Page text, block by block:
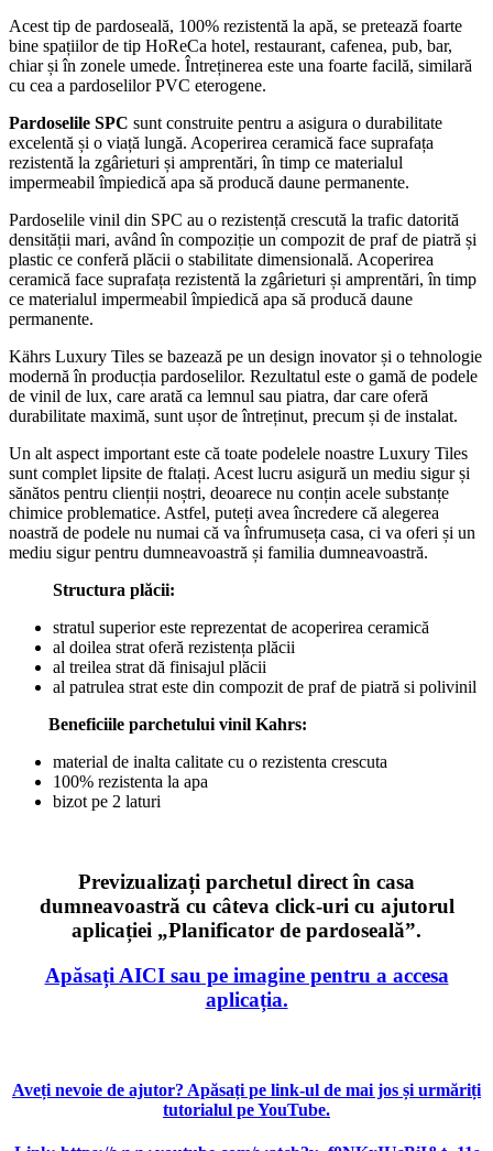
Acest tip de pardoseală, 100% rezistentă la apă, se pretează foarte
bine spațiilor de tip HoReCa hotel, restaurant, cafenea, pub, bar,
chiar și în zonele umede. Întreținerea este una foarte facilă, similară
cu cea a pardoselilor PVC eterogene.
Pardoselile SPC sunt construite pentru a asigura o durabilitate
excelentă și o viață lungă. Acoperirea ceramică face suprafața
rezistentă la zgârieturi și amprentări, în timp ce materialul
impermeabil împiedică apa să producă daune permanente.
Pardoselile vinil din SPC au o rezistență crescută la trafic datorită
densității mari, având în compoziție un compozit de praf de piatră și
plastic ce conferă plăcii o stabilitate dimensională. Acoperirea
ceramică face suprafața rezistentă la zgârieturi și amprentări, în timp
ce materialul impermeabil împiedică apa să producă daune
permanente.
Kährs Luxury Tiles se bazează pe un design inovator și o tehnologie
modernă în producția pardoselilor. Rezultatul este o gamă de podele
de vinil de lux, care arată ca lemnul sau piatra, dar care oferă
durabilitate maximă, sunt ușor de întreținut, precum și de instalat.
Un alt aspect important este că toate podelele noastre Luxury Tiles
sunt complet lipsite de ftalați. Acest lucru asigură un mediu sigur și
sănătos pentru clienții noștri, deoarece nu conțin acele substanțe
chimice problematice. Astfel, puteți avea încredere că alegerea
noastră de podele nu numai că va înfrumuseța casa, ci va oferi și un
mediu sigur pentru dumneavoastră și familia dumneavoastră.
Structura plăcii:
stratul superior este reprezentat de acoperirea ceramică
al doilea strat oferă rezistența plăcii
al treilea strat dă finisajul plăcii
al patrulea strat este din compozit de praf de piatră si polivinil
Beneficiile parchetului vinil Kahrs:
material de inalta calitate cu o rezistenta crescuta
100% rezistenta la apa
bizot pe 2 laturi
Previzualizați parchetul direct în casa
dumneavoastră cu câteva click-uri cu ajutorul
aplicației „Planificator de pardoseală”.
Apăsați AICI sau pe imagine pentru a accesa
aplicația.
Aveți nevoie de ajutor? Apăsați pe link-ul de mai jos și urmăriți
tutorialul pe YouTube.